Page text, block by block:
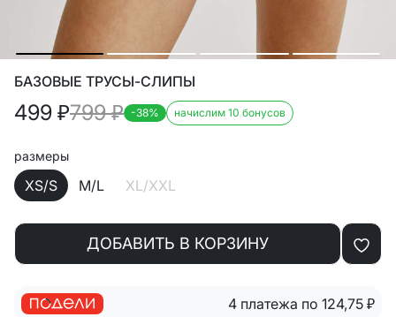
БАЗОВЫЕ ТРУСЫ-СЛИПЫ
499 ₽799₽ -38% начислим 10 бонусов
размеры
XS/S M/L XL/XXL
ДОБАВИТЬ В КОРЗИНУ
4 платежа по 124,75 ₽